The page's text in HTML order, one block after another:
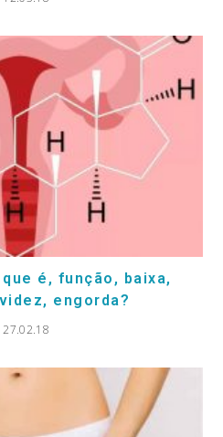
é, função, baixa,
engorda?
27.02.18